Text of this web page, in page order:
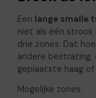
Een lange smalle
niet als één
drie zones. Dat
andere bestrating,
geplaatste haag of
Mogelijke zones: